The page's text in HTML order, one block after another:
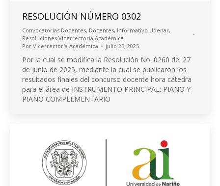
RESOLUCIÓN NÚMERO 0302
Convocatorias Docentes, Docentes, Informativo Udenar,
Resoluciones Vicerrectoría Académica
Por Vicerrectoría Académica julio 25, 2025
Por la cual se modifica la Resolución No. 0260 del 27
de junio de 2025, mediante la cual se publicaron los
resultados finales del concurso docente hora cátedra
para el área de INSTRUMENTO PRINCIPAL: PIANO Y
PIANO COMPLEMENTARIO